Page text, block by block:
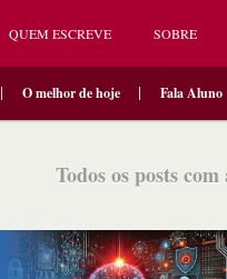
QUEM ESCREVE SOBRE
O melhor de hoje Fala Aluno
Todos os posts